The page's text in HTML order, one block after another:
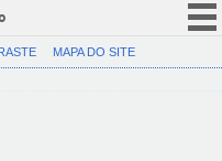
CORONAVÍRUS (COVID-19)
MAPA DO SITE